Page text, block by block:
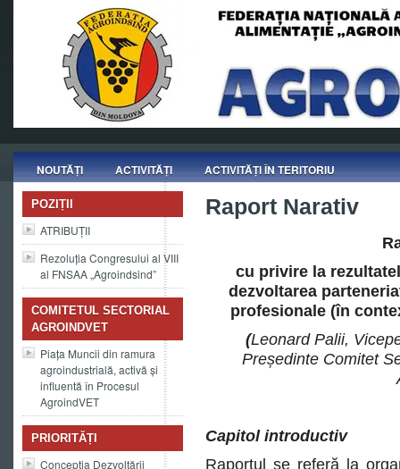
NOUTĂȚI ACTIVITĂȚI ACTIVITĂȚI ÎN TERITORIU
POZIȚII
ATRIBUȚII
Rezoluția Congresului al VIII
al FNSAA „Agroindsind”
COMITETUL SECTORIAL
AGROINDVET
Piața Muncii din ramura
agroindustrială, activă și
influentă în Procesul
AgroindVET
PRIORITĂȚI
Conceptia Dezvoltării
Raport Narativ
cu privire la
dezvoltarea
profesionale (în
(Leonard Palii,
Președinte Comitet
Capitol introductiv
Raportul se referă la